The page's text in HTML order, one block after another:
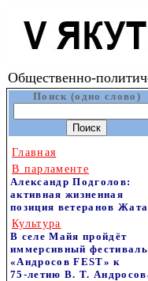
Общественно-
Поиск (одно слово)
Главная
В парламенте
Александр Подголов:
активная жизненная
позиция ветеранов
Культура
В селе Майя пройдёт
иммерсивный фестиваль
«Андросов FEST» к
75‑летию В. Т.